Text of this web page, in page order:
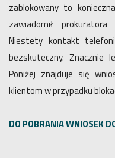
zablokowany to
zawiadomił
Niestety kontakt
bezskuteczny. Znacznie
Poniżej znajduje się
klientom w przypadku
DO POBRANIA WNIOSEK